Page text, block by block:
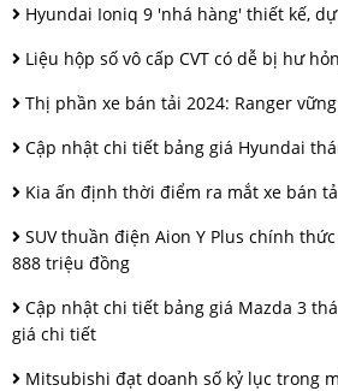
Hyundai Ioniq 9 'nhá hàng' thiết kế,
Liệu hộp số vô cấp CVT có dễ bị hư
Thị phần xe bán tải 2024: Ranger
Cập nhật chi tiết bảng giá Hyundai
Kia ấn định thời điểm ra mắt xe bán
SUV thuần điện Aion Y Plus chính
888 triệu đồng
Cập nhật chi tiết bảng giá Mazda 3
giá chi tiết
Mitsubishi đạt doanh số kỷ lục trong